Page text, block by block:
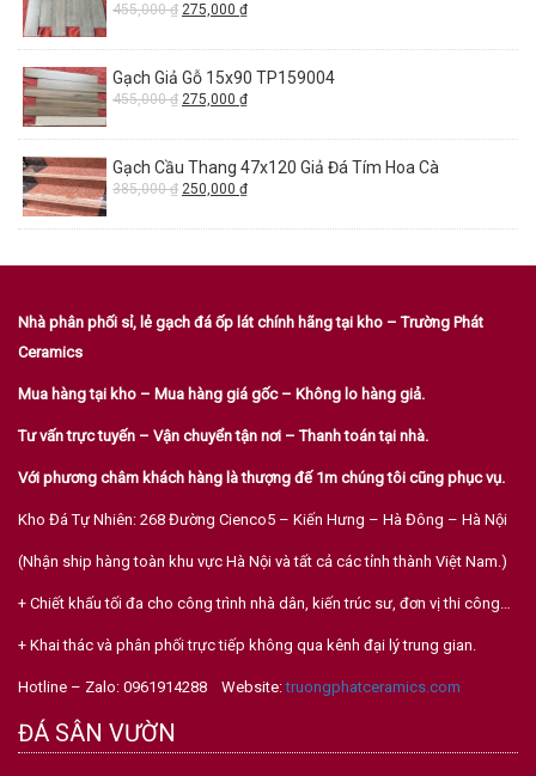
455,000₫ 275,000 ₫
Gạch Giả Gỗ 15x90 TP159004
455,000₫ 275,000 ₫
Gạch Cầu Thang 47x120 Giả Đá Tím Hoa Cà
385,000₫ 250,000 ₫
Nhà phân phối sỉ, lẻ gạch đá ốp lát chính hãng tại kho – Trường Phát
Ceramics
Mua hàng tại kho – Mua hàng giá gốc – Không lo hàng giả.
Tư vấn trực tuyến – Vận chuyển tận nơi – Thanh toán tại nhà.
Với phương châm khách hàng là thượng đế 1m chúng tôi cũng phục vụ.
Kho Đá Tự Nhiên: 268 Đường Cienco5 – Kiến Hưng – Hà Đông – Hà Nội
(Nhận ship hàng toàn khu vực Hà Nội và tất cả các tỉnh thành Việt Nam.)
+ Chiết khấu tối đa cho công trình nhà dân, kiến trúc sư, đơn vị thi công…
+ Khai thác và phân phối trực tiếp không qua kênh đại lý trung gian.
Hotline – Zalo: 0961914288 Website:truongphatceramics.com
ĐÁ SÂN VƯỜN